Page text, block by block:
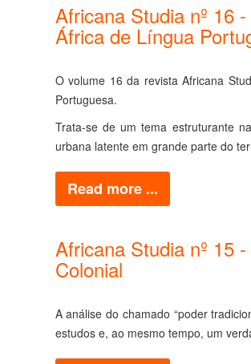
Africana Studia nº 16
África de Língua
O volume 16 da revista Africana
Portuguesa.
Trata-se de um tema estruturante
urbana latente em grande parte do
Read more ...
Africana Studia nº 15
Colonial
A análise do chamado “poder
estudos e, ao mesmo tempo, um